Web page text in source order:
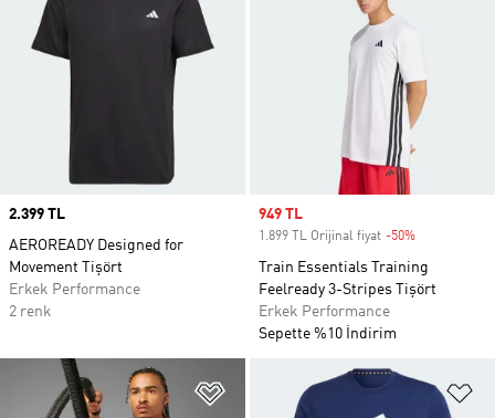
Price
2.399 TL
AEROREADY Designed for
Movement Tişört
Erkek Performance
2 renk
Sale price
949 TL
1.899 TL Orijinal fiyat -50%
Train Essentials Training
Feelready 3-Stripes Tişört
Erkek Performance
Sepette %10 İndirim
Favori Listesine Ekle